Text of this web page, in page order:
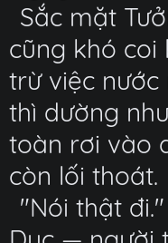
Sắc mặt
cũng khó coi
trừ việc
thì dường
toàn rơi vào
còn lối thoát.
"Nói thật